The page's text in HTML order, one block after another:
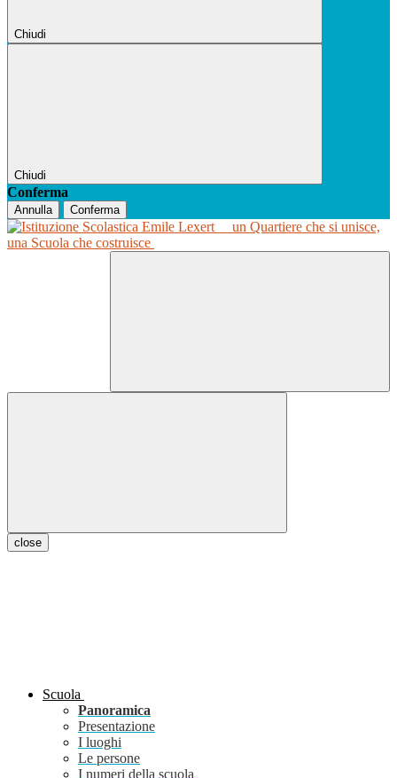
Chiudi
Chiudi
Conferma
Annulla Conferma
un Quartiere che si unisce,
una Scuola che costruisce
close
Scuola
Panoramica
Presentazione
I luoghi
Le persone
I numeri della scuola